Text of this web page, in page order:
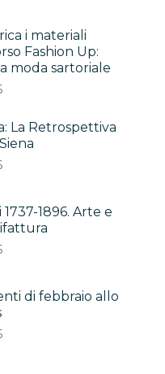
i materiali
Fashion Up:
moda sartoriale
La Retrospettiva
1896. Arte e
di febbraio allo